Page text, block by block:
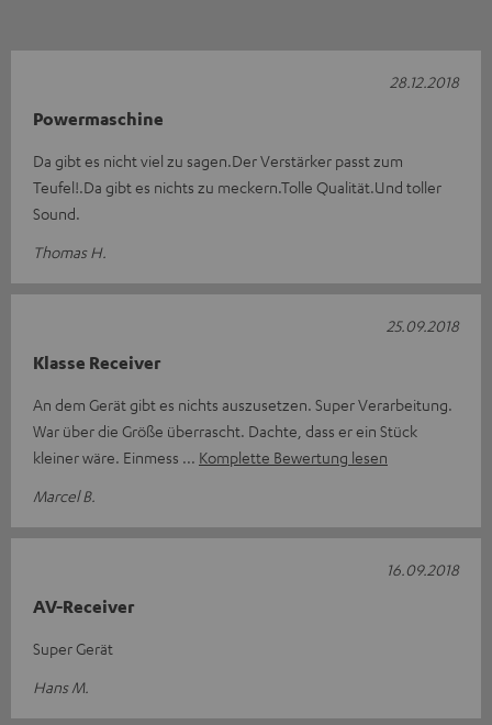
Powermaschine
Da gibt es nicht viel zu sagen.Der Verstärker passt zum
Teufel!.Da gibt es nichts zu meckern.Tolle Qualität.Und toller
Sound.
Thomas H.
28.12.2018
Klasse Receiver
An dem Gerät gibt es nichts auszusetzen. Super Verarbeitung.
War über die Größe überrascht. Dachte, dass er ein Stück
kleiner wäre. Einmess
Komplette Bewertung lesen
Marcel B.
25.09.2018
AV-Receiver
Super Gerät
Hans M.
16.09.2018